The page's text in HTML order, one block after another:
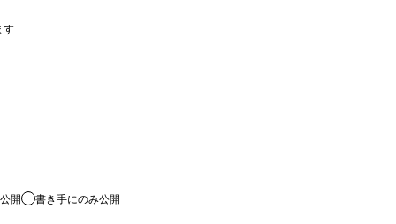
す
公開 書き手にのみ公開